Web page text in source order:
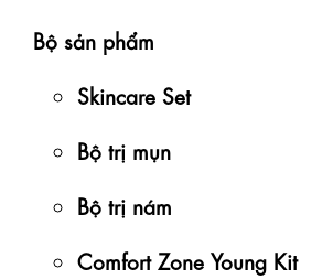
Bộ sản phẩm
Skincare Set
Bộ trị mụn
Bộ trị nám
Comfort Zone Young Kit